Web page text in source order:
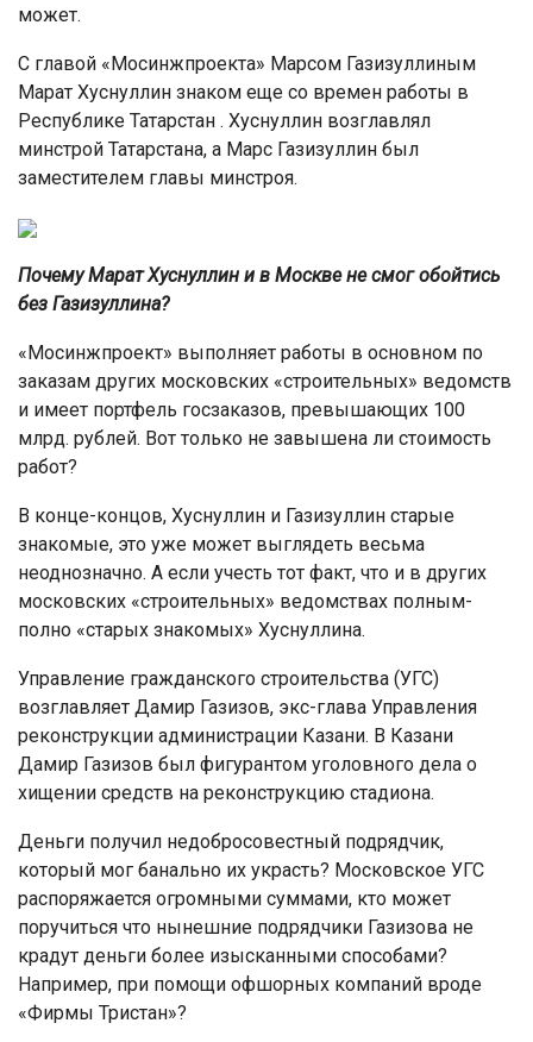
может.
С главой «Мосинжпроекта» Марсом Газизуллиным
Марат Хуснуллин знаком еще со времен работы в
Республике Татарстан . Хуснуллин возглавлял
минстрой Татарстана, а Марс Газизуллин был
заместителем главы минстроя.
Почему Марат Хуснуллин и в Москве не смог обойтись
без Газизуллина?
«Мосинжпроект» выполняет работы в основном по
заказам других московских «строительных» ведомств
и имеет портфель госзаказов, превышающих 100
млрд. рублей. Вот только не завышена ли стоимость
работ?
В конце-концов, Хуснуллин и Газизуллин старые
знакомые, это уже может выглядеть весьма
неоднозначно. А если учесть тот факт, что и в других
московских «строительных» ведомствах полным-
полно «старых знакомых» Хуснуллина.
Управление гражданского строительства (УГС)
возглавляет Дамир Газизов, экс-глава Управления
реконструкции администрации Казани. В Казани
Дамир Газизов был фигурантом уголовного дела о
хищении средств на реконструкцию стадиона.
Деньги получил недобросовестный подрядчик,
который мог банально их украсть? Московское УГС
распоряжается огромными суммами, кто может
поручиться что нынешние подрядчики Газизова не
крадут деньги более изысканными способами?
Например, при помощи офшорных компаний вроде
«Фирмы Тристан»?